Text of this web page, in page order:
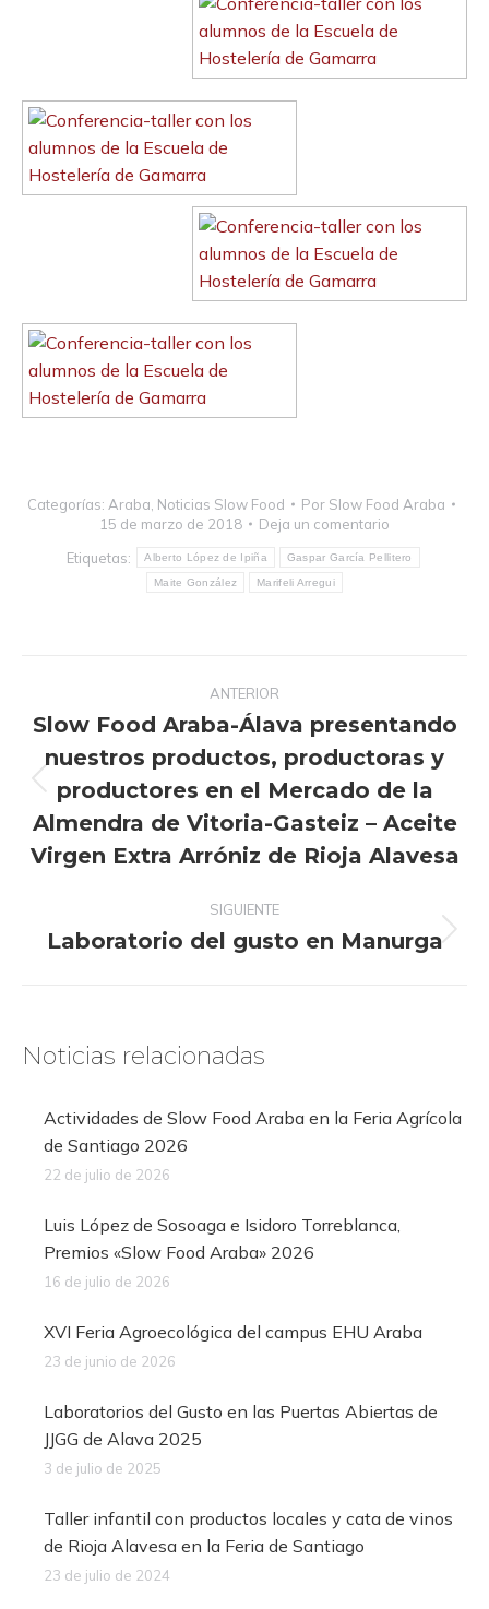
Categorías: Araba Noticias Slow Food Por Slow Food Araba
15 de marzo de 2018
Deja un comentario
Etiquetas:
Alberto López de Ipiña Gaspar García Pellitero
Maite González Marifeli Arregui
publicaciones
ANTERIOR
Publicación
anterior:
Slow Food Araba-Álava presentando
nuestros productos, productoras y
productores en el Mercado de la
Almendra de Vitoria-Gasteiz – Aceite
Virgen Extra Arróniz de Rioja Alavesa
SIGUIENTE
Publicación
Laboratorio del gusto en Manurga
Noticias relacionadas
Actividades de Slow Food Araba en la Feria Agrícola
de Santiago 2026
22 de julio de 2026
Luis López de Sosoaga e Isidoro Torreblanca,
Premios «Slow Food Araba» 2026
16 de julio de 2026
XVI Feria Agroecológica del campus EHU Araba
23 de junio de 2026
Laboratorios del Gusto en las Puertas Abiertas de
JJGG de Alava 2025
3 de julio de 2025
Taller infantil con productos locales y cata de vinos
de Rioja Alavesa en la Feria de Santiago
23 de julio de 2024